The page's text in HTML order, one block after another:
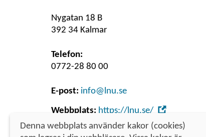
Nygatan 18 B
392 34 Kalmar
Telefon:
0772-28 80 00
E-post: info@lnu.se
Webbplats: https://lnu.se/
Öppna
Linnéuniversitetet
Denna webbplats använder kakor (cookies)